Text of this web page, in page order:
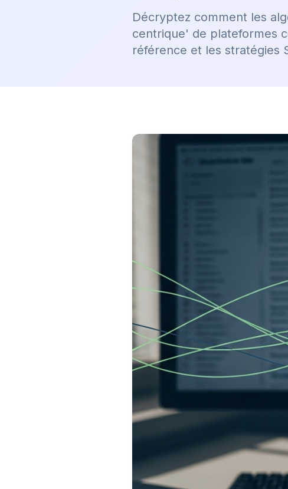
Décryptez comment les
centrique' de plateformes
référence et les stratégies